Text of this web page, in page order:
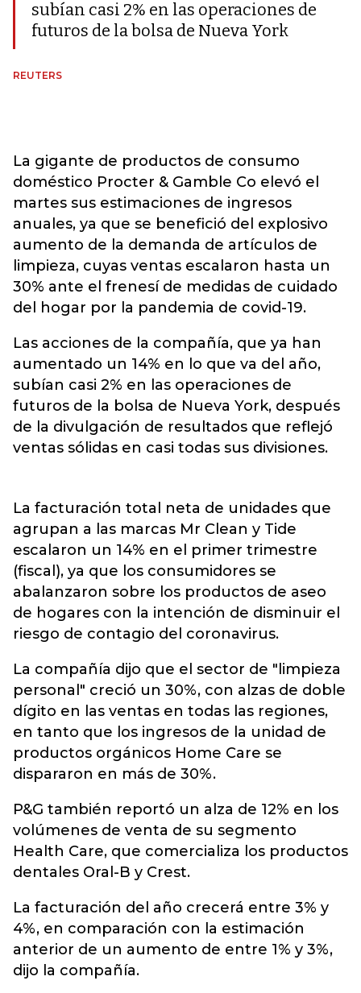
subían casi 2% en las operaciones de
futuros de la bolsa de Nueva York
REUTERS
La gigante de productos de consumo
doméstico Procter & Gamble Co elevó el
martes sus estimaciones de ingresos
anuales, ya que se benefició del explosivo
aumento de la demanda de artículos de
limpieza, cuyas ventas escalaron hasta un
30% ante el frenesí de medidas de cuidado
del hogar por la pandemia de covid-19.
Las acciones de la compañía, que ya han
aumentado un 14% en lo que va del año,
subían casi 2% en las operaciones de
futuros de la bolsa de Nueva York, después
de la divulgación de resultados que reflejó
ventas sólidas en casi todas sus divisiones.
La facturación total neta de unidades que
agrupan a las marcas Mr Clean y Tide
escalaron un 14% en el primer trimestre
(fiscal), ya que los consumidores se
abalanzaron sobre los productos de aseo
de hogares con la intención de disminuir el
riesgo de contagio del coronavirus.
La compañía dijo que el sector de "limpieza
personal" creció un 30%, con alzas de doble
dígito en las ventas en todas las regiones,
en tanto que los ingresos de la unidad de
productos orgánicos Home Care se
dispararon en más de 30%.
P&G también reportó un alza de 12% en los
volúmenes de venta de su segmento
Health Care, que comercializa los productos
dentales Oral-B y Crest.
La facturación del año crecerá entre 3% y
4%, en comparación con la estimación
anterior de un aumento de entre 1% y 3%,
dijo la compañía.